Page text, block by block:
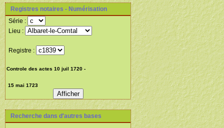
Registres notaires - Numérisation
Série :
Lieu :
Registre :
Recherche dans d'autres bases